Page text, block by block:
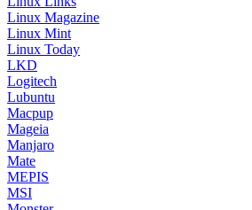
Linux Magazine
Linux Mint
Linux Today
LKD
Logitech
Lubuntu
Macpup
Mageia
Manjaro
Mate
MEPIS
MSI